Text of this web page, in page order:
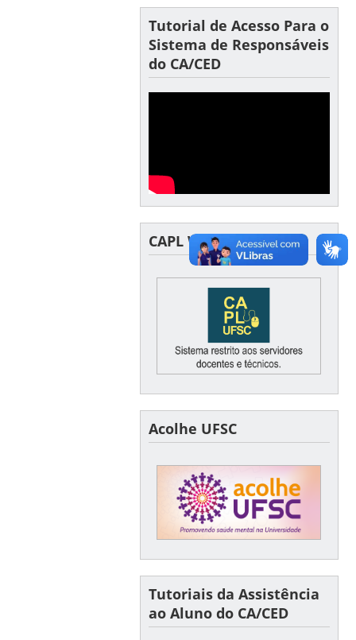
Tutorial de Acesso Para o
Sistema de Responsáveis
do CA/CED
CAPL WEB
Acolhe UFSC
Tutoriais da Assistência
ao Aluno do CA/CED